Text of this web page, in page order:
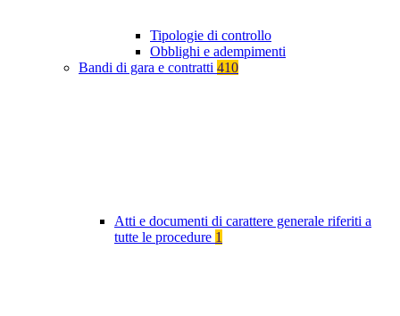
Tipologie di controllo
Obblighi e adempimenti
Bandi di gara e contratti 410
Atti e documenti di carattere generale riferiti a
tutte le procedure 1